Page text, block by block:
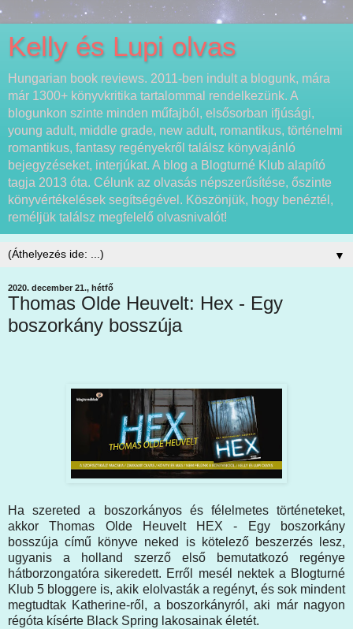
Kelly és Lupi olvas
Hungarian book reviews. 2011-ben indult a blogunk, mára
már 1300+ könyvkritika tartalommal rendelkezünk. A
blogunkon szinte minden műfajból, elsősorban ifjúsági,
young adult, middle grade, new adult, romantikus, történelmi
romantikus, fantasy regényekről találsz könyvajánló
bejegyzéseket, interjúkat. A blog a Blogturné Klub alapító
tagja 2013 óta. Célunk az olvasás népszerűsítése, őszinte
könyvértékelések segítségével. Köszönjük, hogy benéztél,
reméljük találsz megfelelő olvasnivalót!
▼
2020. december 21., hétfő
Thomas Olde Heuvelt: Hex - Egy
boszorkány bosszúja
Ha szereted a boszorkányos és félelmetes történeteket,
akkor Thomas Olde Heuvelt HEX - Egy boszorkány
bosszúja című könyve neked is kötelező beszerzés lesz,
ugyanis a holland szerző első bemutatkozó regénye
hátborzongatóra sikeredett. Erről mesél nektek a Blogturné
Klub 5 bloggere is, akik elolvasták a regényt, és sok mindent
megtudtak Katherine-ről, a boszorkányról, aki már nagyon
régóta kísérte Black Spring lakosainak életét.